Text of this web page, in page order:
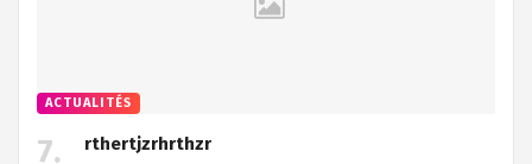
ACTUALITÉS
rthertjzrhrthzr